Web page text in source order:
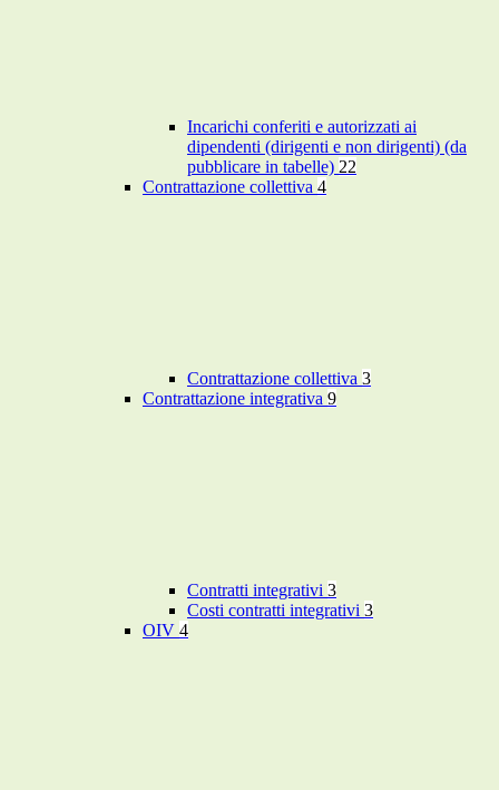
Incarichi conferiti e autorizzati ai
dipendenti (dirigenti e non dirigenti) (da
pubblicare in tabelle) 22
Contrattazione collettiva 4
Contrattazione collettiva 3
Contrattazione integrativa 9
Contratti integrativi 3
Costi contratti integrativi 3
OIV 4